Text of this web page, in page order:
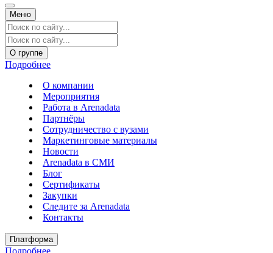
Меню
О группе
Подробнее
О компании
Мероприятия
Работа в Arenadata
Партнёры
Сотрудничество с вузами
Маркетинговые материалы
Новости
Arenadata в СМИ
Блог
Сертификаты
Закупки
Следите за Аrenadata
Контакты
Платформа
Подробнее